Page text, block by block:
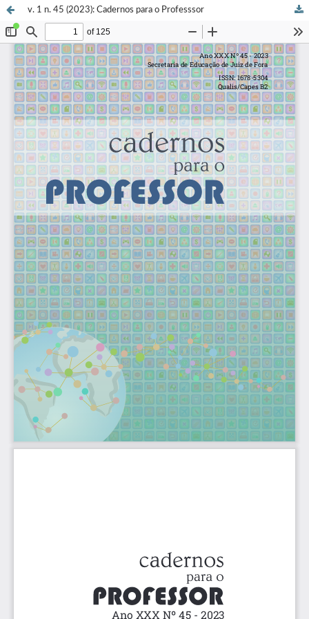
v. 1 n. 45 (2023): Cadernos para o Professsor